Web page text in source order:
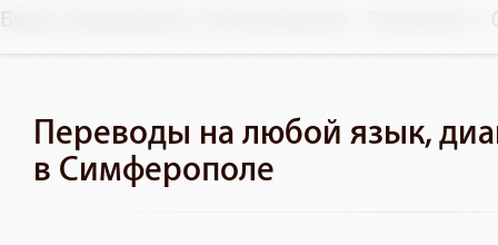
Бюро переводов и тестирования - Transinter
Переводы на любой язык,
в Симферополе